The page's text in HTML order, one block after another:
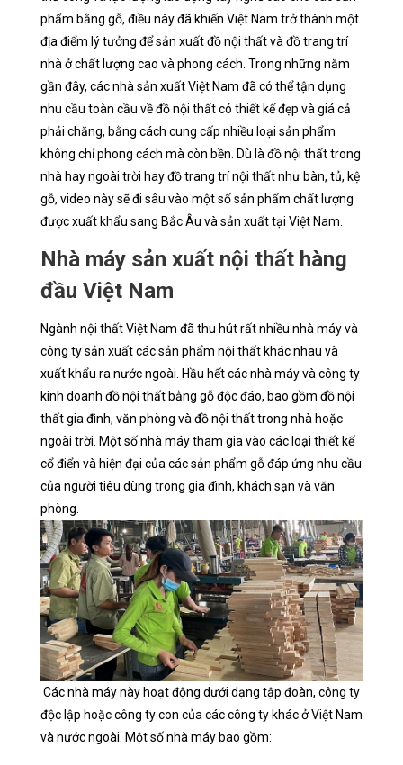
phẩm bằng gỗ, điều này đã khiến Việt Nam trở thành một
địa điểm lý tưởng để sản xuất đồ nội thất và đồ trang trí
nhà ở chất lượng cao và phong cách. Trong những năm
gần đây, các nhà sản xuất Việt Nam đã có thể tận dụng
nhu cầu toàn cầu về đồ nội thất có thiết kế đẹp và giá cả
phải chăng, bằng cách cung cấp nhiều loại sản phẩm
không chỉ phong cách mà còn bền. Dù là đồ nội thất trong
nhà hay ngoài trời hay đồ trang trí nội thất như bàn, tủ, kệ
gỗ, video này sẽ đi sâu vào một số sản phẩm chất lượng
được xuất khẩu sang Bắc Âu và sản xuất tại Việt Nam.
Nhà máy sản xuất nội thất hàng
đầu Việt Nam
Ngành nội thất Việt Nam đã thu hút rất nhiều nhà máy và
công ty sản xuất các sản phẩm nội thất khác nhau và
xuất khẩu ra nước ngoài. Hầu hết các nhà máy và công ty
kinh doanh đồ nội thất bằng gỗ độc đáo, bao gồm đồ nội
thất gia đình, văn phòng và đồ nội thất trong nhà hoặc
ngoài trời. Một số nhà máy tham gia vào các loại thiết kế
cổ điển và hiện đại của các sản phẩm gỗ đáp ứng nhu cầu
của người tiêu dùng trong gia đình, khách sạn và văn
phòng.
Các nhà máy này hoạt động dưới dạng tập đoàn, công ty
độc lập hoặc công ty con của các công ty khác ở Việt Nam
và nước ngoài. Một số nhà máy bao gồm: